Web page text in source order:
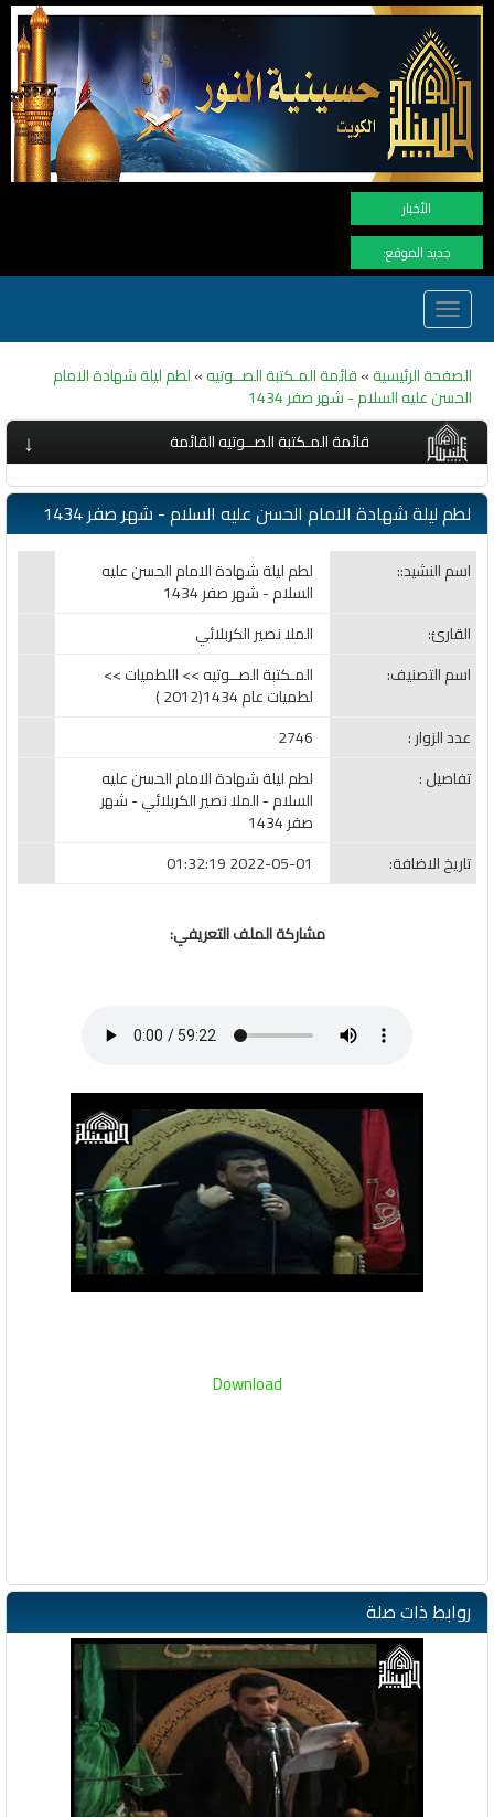
الأخبار
جديد الموقع:
Toggle
navigation
الصفحة الرئيسية»قائمة المـكتبة الصــوتيه»لطم ليلة شهادة الامام
الحسن عليه السلام - شهر صفر 1434
↓ قائمة المـكتبة الصــوتيه القائمة
لطم ليلة شهادة الامام الحسن عليه السلام - شهر صفر 1434
اسم النشيد:: لطم ليلة شهادة الامام الحسن عليه
السلام - شهر صفر 1434
القارئ:
الملا نصير الكربلائي
اسم التصنيف:
المـكتبة الصــوتيه >> اللطميات >>
لطميات عام 1434(2012 )
عدد الزوار :
2746
تفاصيل :
لطم ليلة شهادة الامام الحسن عليه
السلام - الملا نصير الكربلائي - شهر
صفر 1434
تاريخ الاضافة:
2022-05-01 01:32:19
مشاركة الملف التعريفي:
Download
روابط ذات صلة